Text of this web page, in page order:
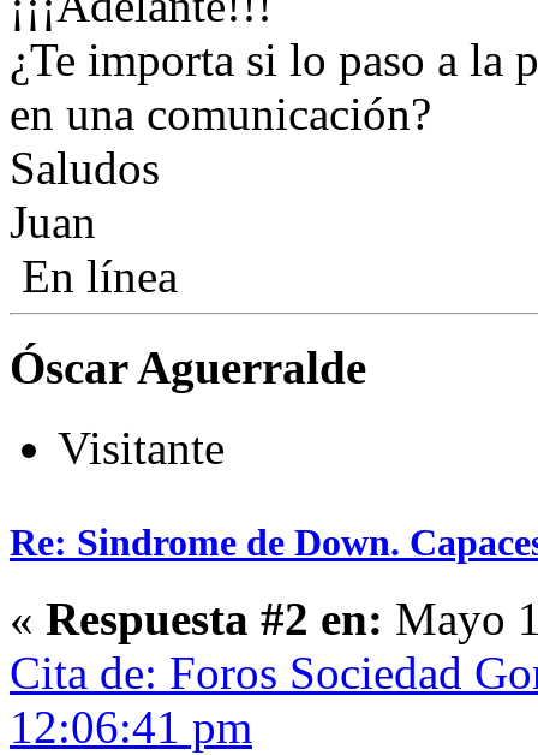
¿Te importa si lo paso a la
en una comunicación?
Saludos
Juan
En línea
Óscar Aguerralde
Visitante
Re: Sindrome de Down.
« Respuesta #2 en: Mayo
Cita de: Foros Sociedad
12:06:41 pm